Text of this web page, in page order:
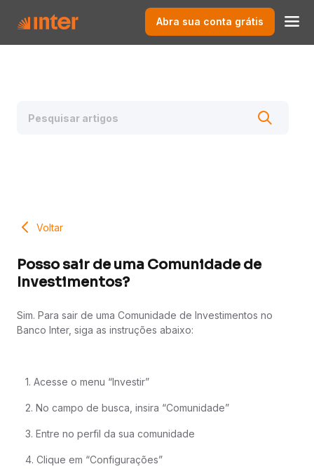
Abra sua conta grátis
Voltar
Posso sair de uma Comunidade de
Investimentos?
Sim. Para sair de uma Comunidade de Investimentos no
Banco Inter, siga as instruções abaixo:
1. Acesse o menu “Investir”
2. No campo de busca, insira “Comunidade”
3. Entre no perfil da sua comunidade
4. Clique em “Configurações”